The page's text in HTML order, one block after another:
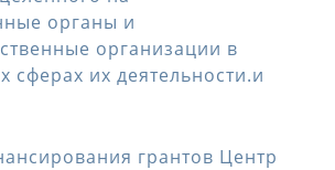
органы и
организации в
сферах их деятельности.и
грантов Центр